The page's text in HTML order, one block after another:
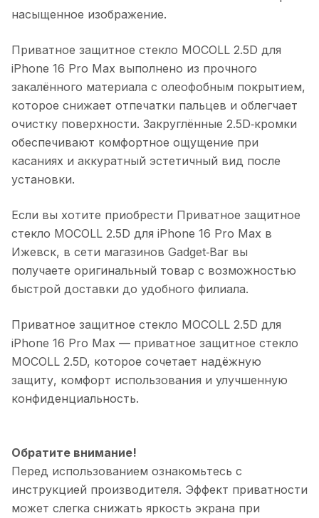
насыщенное изображение.
Приватное защитное стекло MOCOLL 2.5D для
iPhone 16 Pro Max выполнено из прочного
закалённого материала с олеофобным покрытием,
которое снижает отпечатки пальцев и облегчает
очистку поверхности. Закруглённые 2.5D‑кромки
обеспечивают комфортное ощущение при
касаниях и аккуратный эстетичный вид после
установки.
Если вы хотите приобрести Приватное защитное
стекло MOCOLL 2.5D для iPhone 16 Pro Max в
Ижевск, в сети магазинов Gadget‑Bar вы
получаете оригинальный товар с возможностью
быстрой доставки до удобного филиала.
Приватное защитное стекло MOCOLL 2.5D для
iPhone 16 Pro Max — приватное защитное стекло
MOCOLL 2.5D, которое сочетает надёжную
защиту, комфорт использования и улучшенную
конфиденциальность.
Обратите внимание!
Перед использованием ознакомьтесь с
инструкцией производителя. Эффект приватности
может слегка снижать яркость экрана при